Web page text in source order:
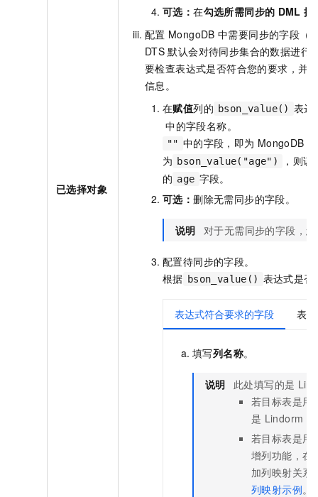
已选择对象
可选：在勾选所需同步的 DML 操
配置 MongoDB 中需要同步的字段（
DTS 默认会对待同步集合的数据进行
要检查表达式是否符合您的要求，并
信息。
在赋值列的 bson_value() 表达
中的字段名称。
"" 中的字段，即为 MongoDB
为 bson_value("age")
，则
的 age 字段。
可选：删除无需同步的字段。
说明 对于无需同步的字段，
配置待同步的字段。
根据 bson_value() 表达式是否
表达式符合要求的字段 表
填写列名称。
说明 此处填写的是
若目标表是用
是 Lindorm
若目标表是用
增列功能，在
加列映射关系
列映射示例。